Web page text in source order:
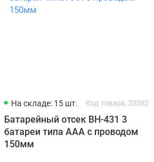
На складе: 15 шт. Код товара: 23582
Батарейный отсек BH-431 3
батареи типа AАА с проводом
150мм